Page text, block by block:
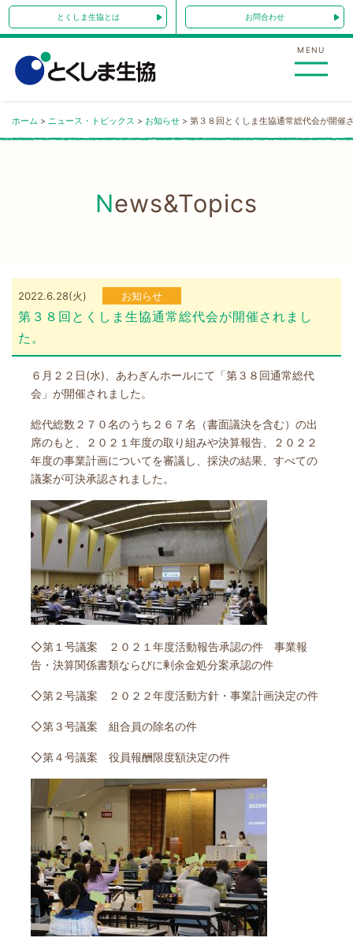
Skip
to
とくしま生協とは お問合わせ
MENU
ホーム > ニュース・トピックス > お知らせ > 第３８回とくしま生協通常総代会が開催
News&Topics
2022.6.28(火) お知らせ
第３８回とくしま生協通常総代会が開催されまし
た。
６月２２日(水)、あわぎんホールにて「第３８回通常総代
会」が開催されました。
総代総数２７０名のうち２６７名（書面議決を含む）の出
席のもと、２０２１年度の取り組みや決算報告、２０２２
年度の事業計画についてを審議し、採決の結果、すべての
議案が可決承認されました。
◇第１号議案 ２０２１年度活動報告承認の件 事業報
告・決算関係書類ならびに剰余金処分案承認の件
◇第２号議案 ２０２２年度活動方針・事業計画決定の件
◇第３号議案 組合員の除名の件
◇第４号議案 役員報酬限度額決定の件